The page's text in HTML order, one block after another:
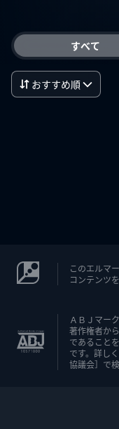
すべて
おすすめ順
このエルマ
コンテンツ
ＡＢＪマー
著作権者か
であること
です。詳し
協議会］で